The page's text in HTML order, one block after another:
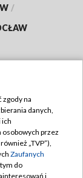
/
zgody na
danych,
ich
przez
„TVP”),
Zaufanych
do
i